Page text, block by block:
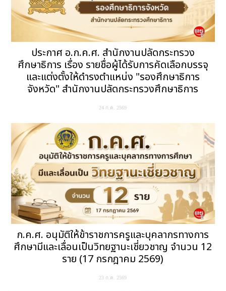
ประกาศ อ.ก.ค.ศ. สำนักงานปลัดกระทรวง
ศึกษาธิการ เรื่อง รายชื่อผู้ได้รับการคัดเลือกบรรจุ
และแต่งตั้งให้ดำรงตำแหน่ง "รองศึกษาธิการ
จังหวัด" สำนักงานปลัดกระทรวงศึกษาธิการ
24 ก.ค. 2569
ก.ค.ศ. อนุมัติให้ข้าราชการครูและบุคลากรทางการ
ศึกษามีและเลื่อนเป็นวิทยฐานะเชี่ยวชาญ จำนวน 12
ราย (17 กรกฎาคม 2569)
23 ก.ค. 2569